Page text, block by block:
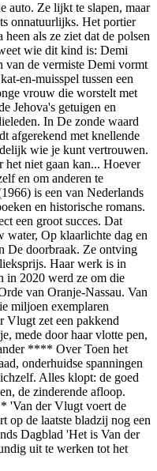
auto. Ze lijkt te slapen, maar
onnatuurlijks. Het portier
als ze ziet dat de polsen
wie dit kind is: Demi
de vermiste Demi vormt
en-muisspel tussen een
vrouw die worstelt met
Jehova's getuigen en
In De zonde waard
afgerekend met knellende
wie je kunt vertrouwen.
niet gaan kan... Hoever
en om anderen te
is een van Nederlands
en historische romans.
een groot succes. Dat
water, Op klaarlichte dag en
De doorbraak. Ze ontving
Haar werk is in
in 2020 werd ze om die
van Oranje-Nassau. Van
miljoen exemplaren
Vlugt zet een pakkend
mede door haar vlotte pen,
**** Over Toen het
onderhuidse spanningen
Alles klopt: de goed
de zinderende afloop.
'Van der Vlugt voert de
op de laatste bladzij nog een
Dagblad 'Het is Van der
uit te werken tot het